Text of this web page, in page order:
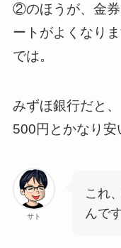
②のほうが、金券
ートがよくなり
では。
みずほ銀行だと
500円とかなり安
サト
これ
んで